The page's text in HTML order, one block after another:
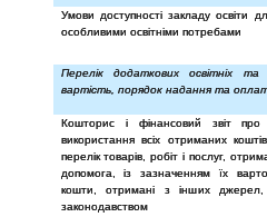
Умови доступності закладу освіти
особливими освітніми потребами
Перелік додаткових освітніх та
вартість, порядок надання та
Кошторис і фінансовий звіт
використання всіх отриманих
перелік товарів, робіт і послуг,
допомога, із зазначенням їх
кошти, отримані з інших
законодавством